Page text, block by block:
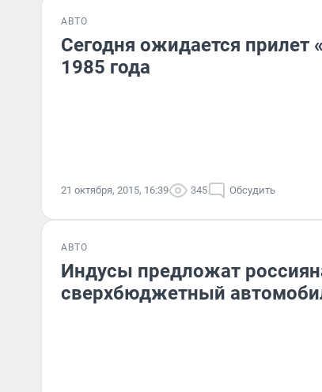
АВТО
Сегодня ожидается прилет
1985 года
21 октября, 2015, 16:39 345 Обсудить
АВТО
Индусы предложат
сверхбюджетный